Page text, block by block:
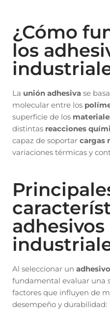
¿Cómo
los
La unión adhesiva se
molecular entre los
superficie de los
distintas reacciones
capaz de soportar cargas
variaciones térmicas y
adhesivos
Al seleccionar un
fundamental evaluar una
factores que influyen de
desempeño y durabilidad: